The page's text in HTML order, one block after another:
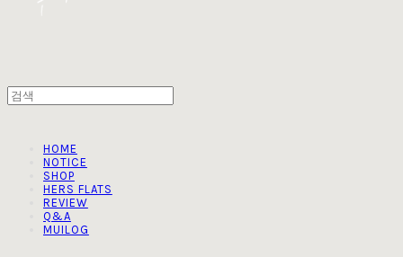
HOME
NOTICE
SHOP
HERS FLATS
REVIEW
Q&A
MUILOG